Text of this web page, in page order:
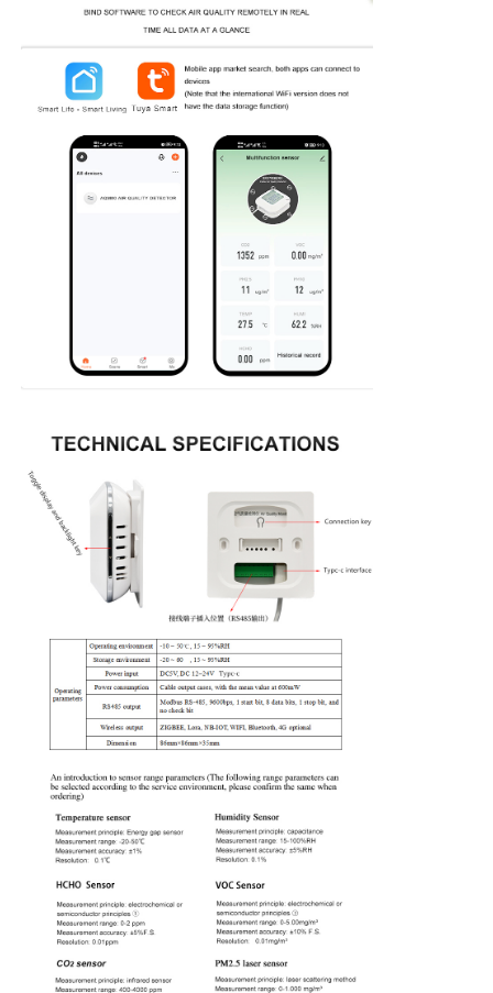
Hệ thống giám sát chất lượng không khí ngoài trời
Máy phát hiện ion âm
Máy dò ozone
Dòng Sản Phẩm Máy Siêu Âm Huibo Đài Loan
Máy đo độ phát xạ hồng ngoại